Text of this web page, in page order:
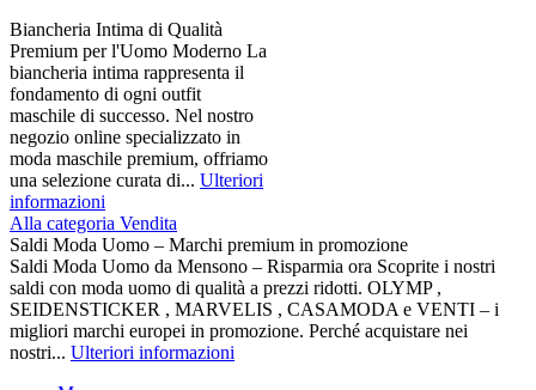
Biancheria Intima di Qualità
Premium per l'Uomo Moderno La
biancheria intima rappresenta il
fondamento di ogni outfit
maschile di successo. Nel nostro
negozio online specializzato in
moda maschile premium, offriamo
una selezione curata di... Ulteriori
informazioni
Alla categoria Vendita
Saldi Moda Uomo – Marchi premium in promozione
Saldi Moda Uomo da Mensono – Risparmia ora Scoprite i nostri
saldi con moda uomo di qualità a prezzi ridotti. OLYMP ,
SEIDENSTICKER , MARVELIS , CASAMODA e VENTI – i
migliori marchi europei in promozione. Perché acquistare nei
nostri... Ulteriori informazioni